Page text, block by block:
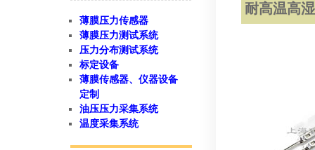
耐高温高
薄膜压力传感器
薄膜压力测试系统
压力分布测试系统
标定设备
薄膜传感器、仪器设备
定制
油压压力采集系统
温度采集系统